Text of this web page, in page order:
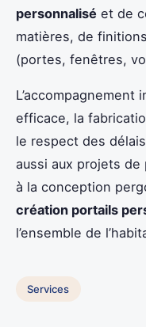
personnalisé et de
matières, de
(portes, fenêtres,
L’accompagnement
efficace, la
le respect des
aussi aux projets de
à la conception
création portails
l’ensemble de
Services